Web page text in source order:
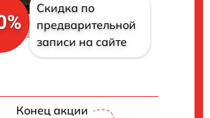
Скидка по
предварительной
записи на сайте
Конец акции